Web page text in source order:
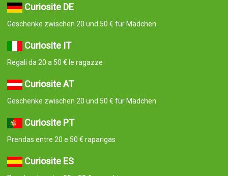
Curiosite DE
Geschenke zwischen 20 und 50 € für Mädchen
Curiosite IT
Regali da 20 a 50 € le ragazze
Curiosite AT
Geschenke zwischen 20 und 50 € für Mädchen
Curiosite PT
Prendas entre 20 e 50 € raparigas
Curiosite ES